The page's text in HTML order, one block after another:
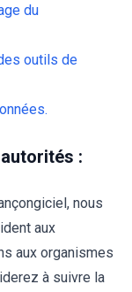
du
outils de
:
nous
aux
aux organismes
à suivre la